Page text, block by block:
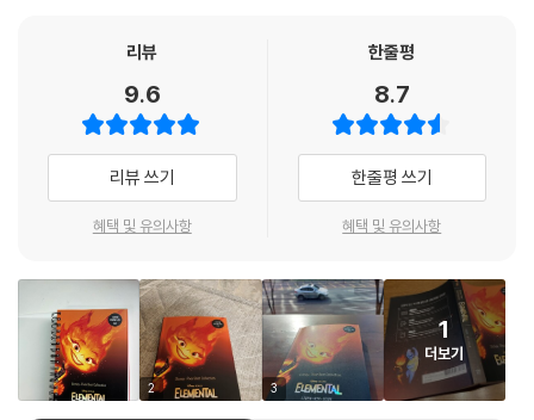
습할 수 있습니다.
디즈니 추천 성우가 녹음한 ‘오디오북’으로 자연스러운 발음을!
영어 초보자를 위해 디즈니에서 검증한 깨끗하고 정확한 발음의 성우와 전
체 대본을 녹음하여 무료로 제공합니다. 오디오북으로 자연스러운 발음과
생생한 대본을 한 번 더 누릴 수 있습니다. 길벗 홈페이지에서 실시간으로
중요 표현은 ‘워크북’에서 한 번 더!
실생활에 자주 쓰이는 핵심표현 100개를 스크립트북에서 뽑아 워크북에
서 자세히 학습할 수 있어요. 이 표현들만 확실히 익혀도 영어 실력이 크게
리뷰
9.6
리뷰 쓰기
혜택 및 유의사항
한줄평
8.7
한줄평 쓰기
혜택 및 유의사항
2 3
1
더보기